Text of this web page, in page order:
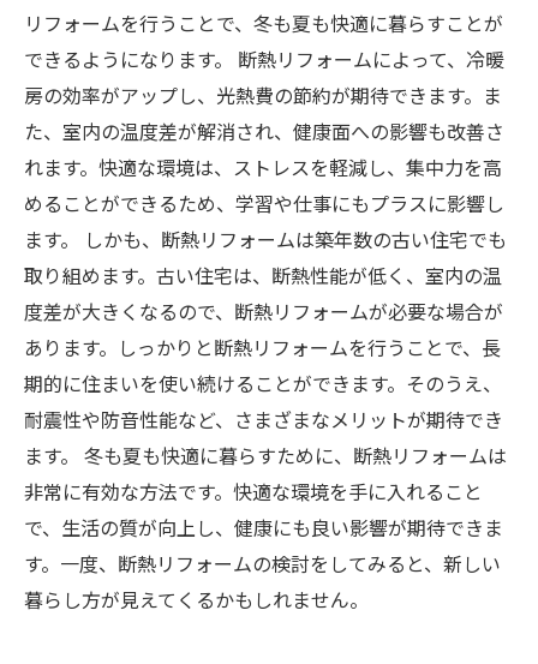
リフォームを行うことで、冬も夏も快適に暮らすことが
できるようになります。 断熱リフォームによって、冷暖
房の効率がアップし、光熱費の節約が期待できます。ま
た、室内の温度差が解消され、健康面への影響も改善さ
れます。快適な環境は、ストレスを軽減し、集中力を高
めることができるため、学習や仕事にもプラスに影響し
ます。 しかも、断熱リフォームは築年数の古い住宅でも
取り組めます。古い住宅は、断熱性能が低く、室内の温
度差が大きくなるので、断熱リフォームが必要な場合が
あります。しっかりと断熱リフォームを行うことで、長
期的に住まいを使い続けることができます。そのうえ、
耐震性や防音性能など、さまざまなメリットが期待でき
ます。 冬も夏も快適に暮らすために、断熱リフォームは
非常に有効な方法です。快適な環境を手に入れること
で、生活の質が向上し、健康にも良い影響が期待できま
す。一度、断熱リフォームの検討をしてみると、新しい
暮らし方が見えてくるかもしれません。